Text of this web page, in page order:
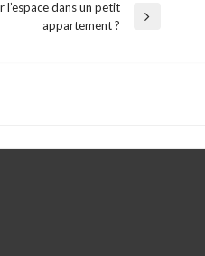
dans un petit
appartement ?